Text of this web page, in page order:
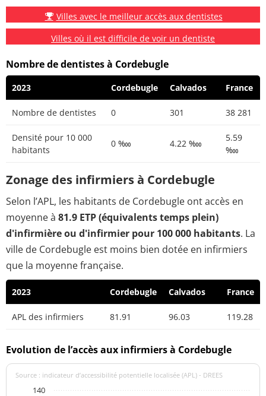
Villes avec le meilleur accès aux dentistes
Villes où il est difficile de voir un dentiste
Nombre de dentistes à Cordebugle
2023 Cordebugle Calvados France
Nombre de dentistes 0 301 38 281
Densité pour 10 000
habitants
0 ‱ 4.22 ‱
5.59
‱
Zonage des infirmiers à Cordebugle
Selon l’APL, les habitants de Cordebugle ont accès en
moyenne à 81.9 ETP (équivalents temps plein)
d'infirmière ou d'infirmier pour 100 000 habitants. La
ville de Cordebugle est moins bien dotée en infirmiers
que la moyenne française.
2023 Cordebugle Calvados France
APL des infirmiers 81.91 96.03 119.28
Evolution de l’accès aux infirmiers à Cordebugle
Source : indicateur d’accessibilité potentielle localisée (APL) - DREES
140